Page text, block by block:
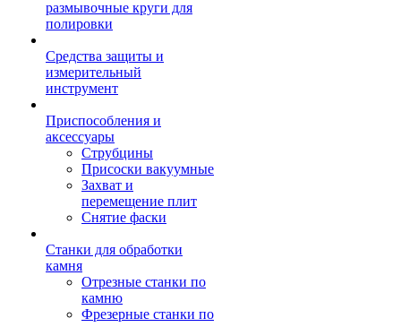
размывочные круги для
полировки
Средства защиты и
измерительный
инструмент
Приспособления и
аксессуары
Струбцины
Присоски вакуумные
Захват и
перемещение плит
Снятие фаски
Станки для обработки
камня
Отрезные станки по
камню
Фрезерные станки по